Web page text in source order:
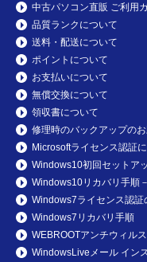
中古パソコン直販 ご利用
品質ランクについて
送料・配送について
ポイントについて
お支払いについて
無償交換について
領収書について
修理時のバックアップの
Microsoftライセンス認証
Windows10初回セットア
Windows10リカバリ手順
Windows7ライセンス認証
Windows7リカバリ手順
WEBROOTアンチウィル
WindowsLiveメール イン